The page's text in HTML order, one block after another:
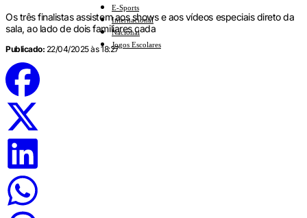
E-Sports
Internacional
Nacional
Jogos Escolares
Os três finalistas assistem aos shows e aos vídeos especiais direto da
sala, ao lado de dois familiares cada
Publicado: 22/04/2025 às 18:27